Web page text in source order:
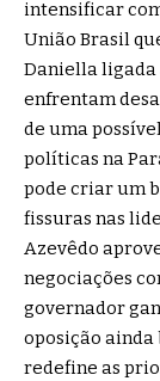
intensificar
União Brasil
Daniella ligada
enfrentam
de uma
políticas na
pode criar um
fissuras nas
Azevêdo
negociações
governador
oposição ainda
redefine as